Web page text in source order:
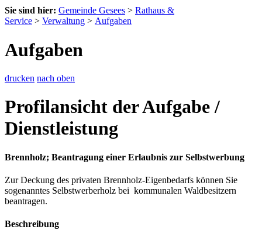
Sie sind hier: Gemeinde Gesees > Rathaus &
Service > Verwaltung > Aufgaben
Aufgaben
drucken nach oben
Profilansicht der Aufgabe /
Dienstleistung
Brennholz; Beantragung einer Erlaubnis zur Selbstwerbung
Zur Deckung des privaten Brennholz-Eigenbedarfs können Sie
sogenanntes Selbstwerberholz bei kommunalen Waldbesitzern
beantragen.
Beschreibung